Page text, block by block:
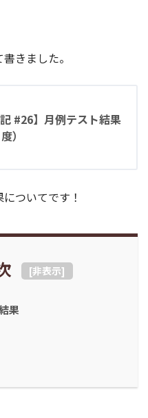
きました。
記 #26】月例テスト結果
）
ついてです！
[非表示]
果